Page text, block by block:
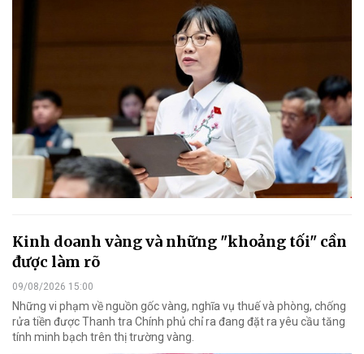
Kinh doanh vàng và những "khoảng tối" cần
được làm rõ
09/08/2026 15:00
Những vi phạm về nguồn gốc vàng, nghĩa vụ thuế và phòng, chống
rửa tiền được Thanh tra Chính phủ chỉ ra đang đặt ra yêu cầu tăng
tính minh bạch trên thị trường vàng.